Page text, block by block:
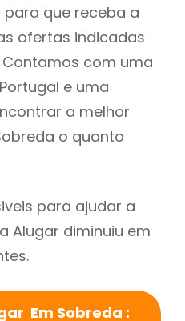
que receba a
ofertas indicadas
com uma
e uma
a melhor
o quanto
para ajudar a
Alugar diminuiu em
Em Sobreda :